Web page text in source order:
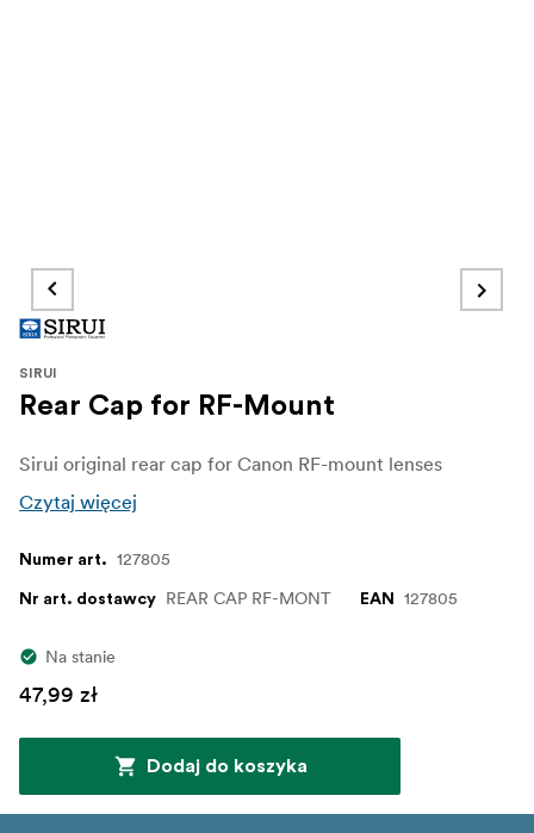
SIRUI
Rear Cap for RF-Mount
Sirui original rear cap for Canon RF-mount lenses
Czytaj więcej
Numer art. 127805
Nr art. dostawcy REAR CAP RF-MONT EAN 127805
Na stanie
47,99 zł
Dodaj do koszyka